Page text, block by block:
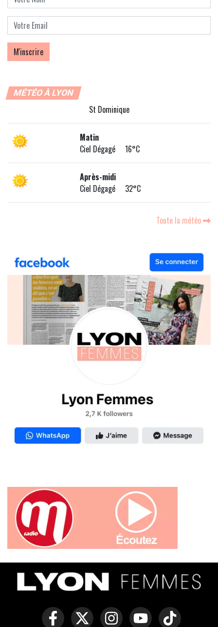
MÉTÉO À LYON
St Dominique
Matin
Ciel Dégagé 16°C
Après-midi
Ciel Dégagé 32°C
Toute la météo